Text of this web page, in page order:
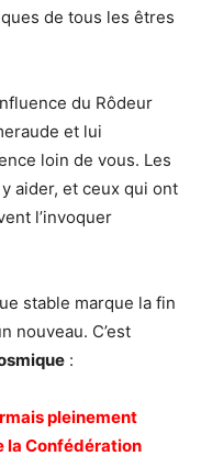
de tous les êtres
du Rôdeur
et lui
loin de vous. Les
aider, et ceux qui ont
l’invoquer
stable marque la fin
nouveau. C’est
:
pleinement
la Confédération